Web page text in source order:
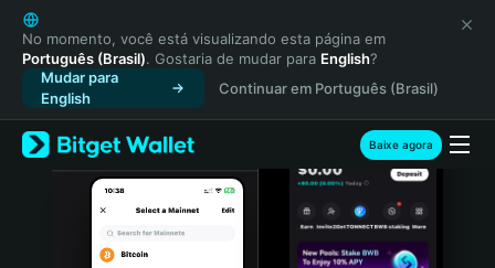
English
日本語
Tiếng Việt
Русский
Español (Latinoamérica)
Türkçe
Italiano
No momento, você está visualizando esta página em
Português (Brasil). Gostaria de mudar para English?
Mudar para
English
Continuar em Português (Brasil)
Baixe agora